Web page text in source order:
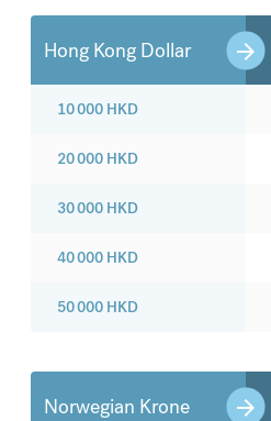
Hong Kong Dollar
10 000 HKD
20 000 HKD
30 000 HKD
40 000 HKD
50 000 HKD
Norwegian Krone